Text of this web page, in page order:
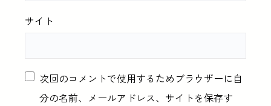
サイト
次回のコメントで使用するためブラウザーに自
分の名前、メールアドレス、サイトを保存す